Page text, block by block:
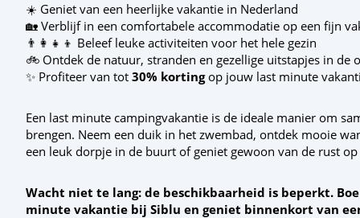
☀️ Geniet van een heerlijke vakantie in Nederland
🏡 Verblijf in een comfortabele accommodatie op een fijn
👨‍👩‍👧‍👦 Beleef leuke activiteiten voor het hele gezin
🚲 Ontdek de natuur, stranden en gezellige uitstapjes in de
✨ Profiteer van tot 30% kortingop jouw last minute
Een last minute campingvakantie is de ideale manier om
brengen. Neem een duik in het zwembad, ontdek mooie
een leuk dorpje in de buurt of geniet gewoon van de rust
Wacht niet te lang: de beschikbaarheid is beperkt.
minute vakantie bij Siblu en geniet binnenkort van